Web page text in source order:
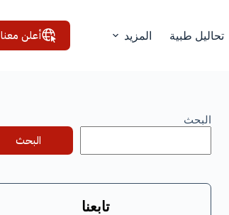
تحاليل طبية المزيد أعلن معنا
البحث
البحث
تابعنا